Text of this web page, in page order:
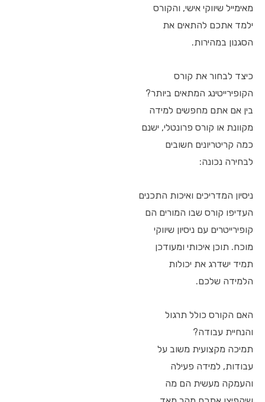
מאימייל שיווקי אישי, והקורס
ילמד אתכם להתאים את
הסגנון במהירות.
כיצד לבחור את קורס
הקופירייטינג המתאים ביותר?
בין אם אתם מחפשים למידה
מקוונת או קורס פרונטלי, ישנם
כמה קריטריונים חשובים
לבחירה נכונה:
ניסיון המדריכים ואיכות התכנים
העדיפו קורס שבו המורים הם
קופירייטרים עם ניסיון שיווקי
מוכח. תוכן איכותי ומעודכן
תמיד ישדרג את יכולות
הלמידה שלכם.
האם הקורס כולל תרגול
והנחיית עבודה?
תמיכה מקצועית משוב על
עבודות, למידה פעילה
והעמקה מעשית הם מה